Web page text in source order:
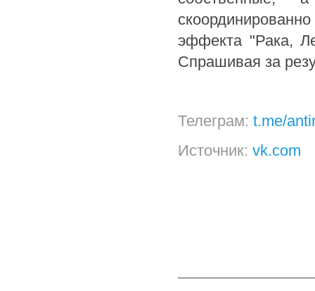
эффекта "Рака,
Спрашивая за
Телеграм: t.me/
Источник: vk.com